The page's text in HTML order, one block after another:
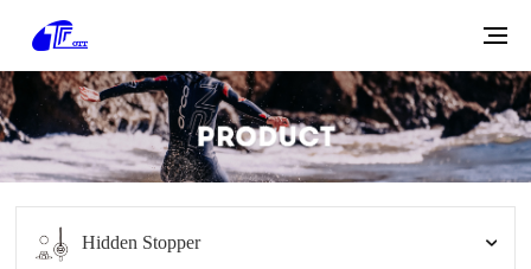
Hidden Stopper